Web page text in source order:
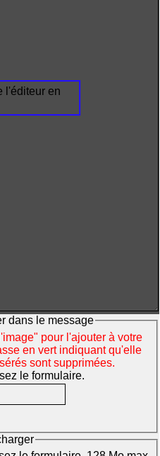
l'éditeur en
dans le message
pour l'ajouter à votre
en vert indiquant qu'elle
sont supprimées.
le formulaire.